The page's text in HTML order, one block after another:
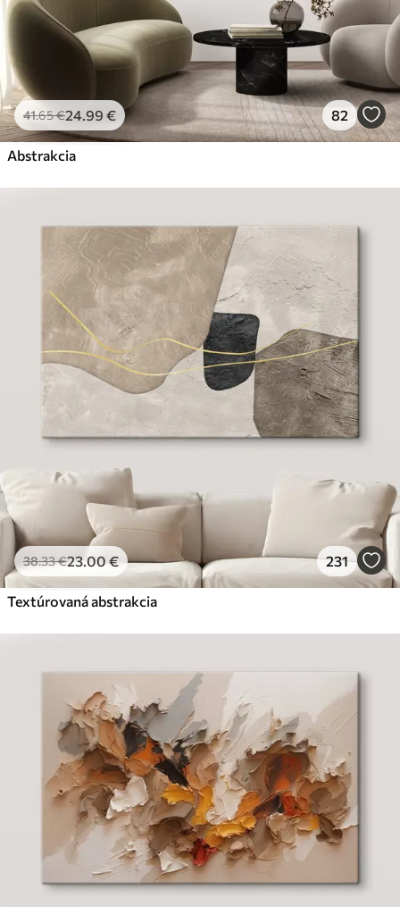
41.65€24.99 € 82
Abstrakcia
38.33€23.00€ 231
Textúrovaná abstrakcia